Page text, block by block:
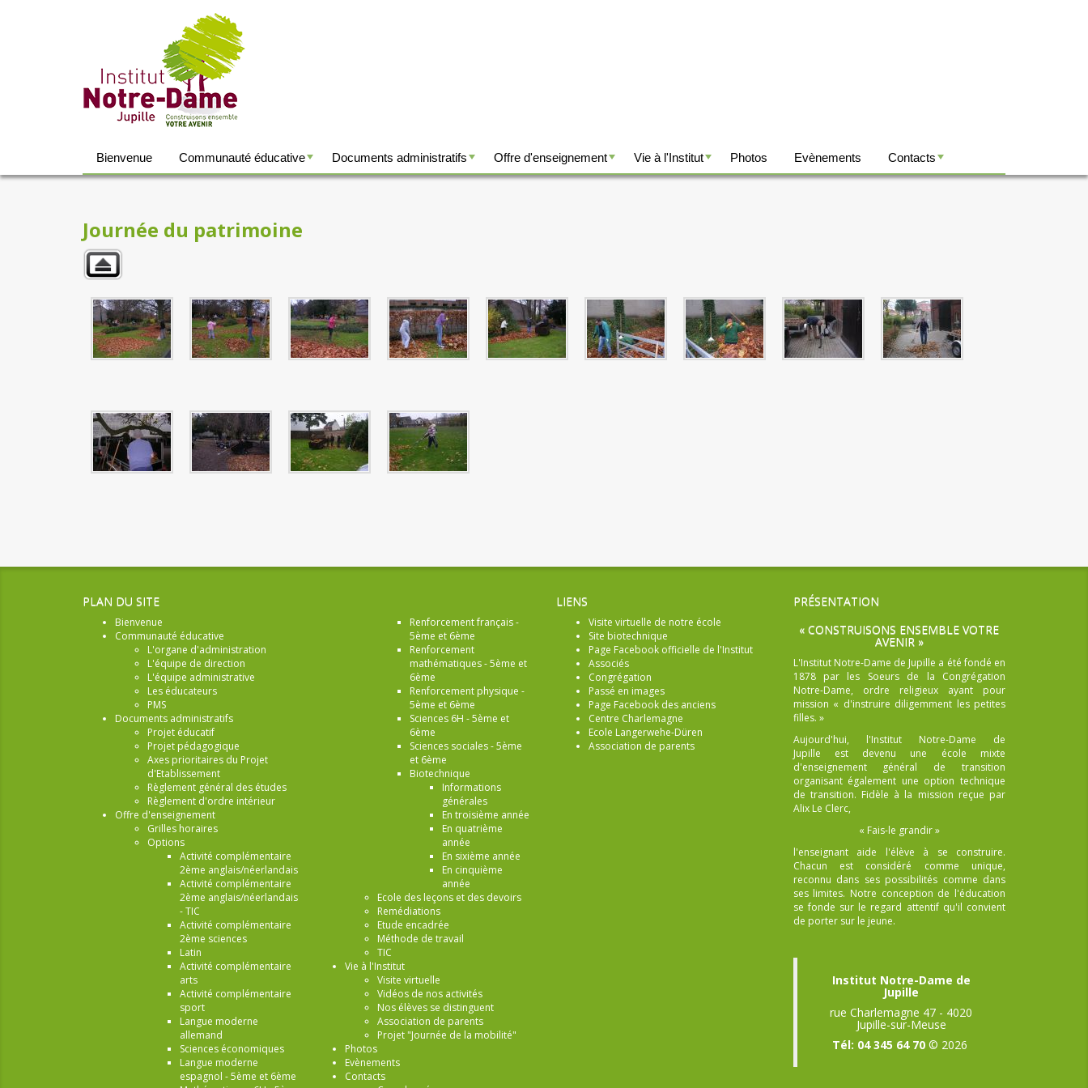
Bienvenue Communauté éducative Documents administratifs Offre d'enseignement Vie à l'Institut Photos Evènements Contacts
Journée du patrimoine
PLAN DU SITE
Bienvenue
Communauté éducative
L'organe d'administration
L'équipe de direction
L'équipe administrative
Les éducateurs
PMS
Documents administratifs
Projet éducatif
Projet pédagogique
Axes prioritaires du Projet
d'Etablissement
Règlement général des études
Règlement d'ordre intérieur
Offre d'enseignement
Grilles horaires
Options
Activité complémentaire
2ème anglais/néerlandais
Activité complémentaire
2ème anglais/néerlandais
- TIC
Activité complémentaire
2ème sciences
Latin
Activité complémentaire
arts
Activité complémentaire
sport
Langue moderne
allemand
Sciences économiques
Langue moderne
espagnol - 5ème et 6ème
Renforcement français -
5ème et 6ème
Renforcement
mathématiques - 5ème et
6ème
Renforcement physique -
5ème et 6ème
Sciences 6H - 5ème et
6ème
Sciences sociales - 5ème
et 6ème
Biotechnique
Informations
générales
En troisième année
En quatrième
année
En sixième année
En cinquième
année
Ecole des leçons et des devoirs
Remédiations
Etude encadrée
Méthode de travail
TIC
Vie à l'Institut
Visite virtuelle
Vidéos de nos activités
Nos élèves se distinguent
Association de parents
Projet "Journée de la mobilité"
Photos
Evènements
Contacts
LIENS
Visite virtuelle de notre école
Site biotechnique
Page Facebook officielle de l'Institut
Associés
Congrégation
Passé en images
Page Facebook des anciens
Centre Charlemagne
Ecole Langerwehe-Düren
Association de parents
PRÉSENTATION
« CONSTRUISONS ENSEMBLE VOTRE
AVENIR »
L'Institut Notre-Dame de Jupille a été fondé en
1878 par les Soeurs de la Congrégation
Notre-Dame, ordre religieux ayant pour
mission « d'instruire diligemment les petites
filles. »
Aujourd'hui, l'Institut Notre-Dame de
Jupille est devenu une école mixte
d'enseignement général de transition
organisant également une option technique
de transition. Fidèle à la mission reçue par
Alix Le Clerc,
« Fais-le grandir »
l'enseignant aide l'élève à se construire.
Chacun est considéré comme unique,
reconnu dans ses possibilités comme dans
ses limites. Notre conception de l'éducation
se fonde sur le regard attentif qu'il convient
de porter sur le jeune.
Institut Notre-Dame de
Jupille
rue Charlemagne 47 - 4020
Jupille-sur-Meuse
Tél: 04 345 64 70© 2026